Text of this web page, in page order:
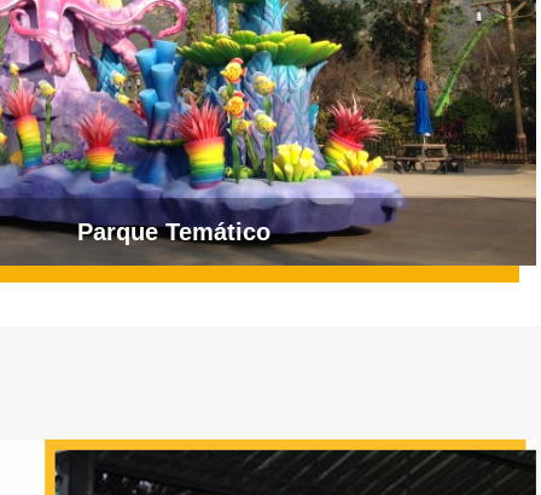
Parque Temático